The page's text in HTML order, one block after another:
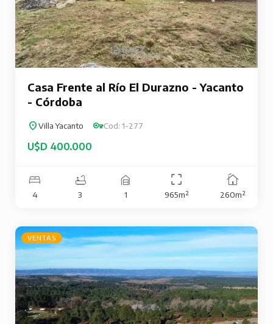
Casa Frente al Río El Durazno - Yacanto
- Córdoba
Villa Yacanto Cod: 1-277
U$D 400.000
4 3 1 965m² 260m²
VENTAS